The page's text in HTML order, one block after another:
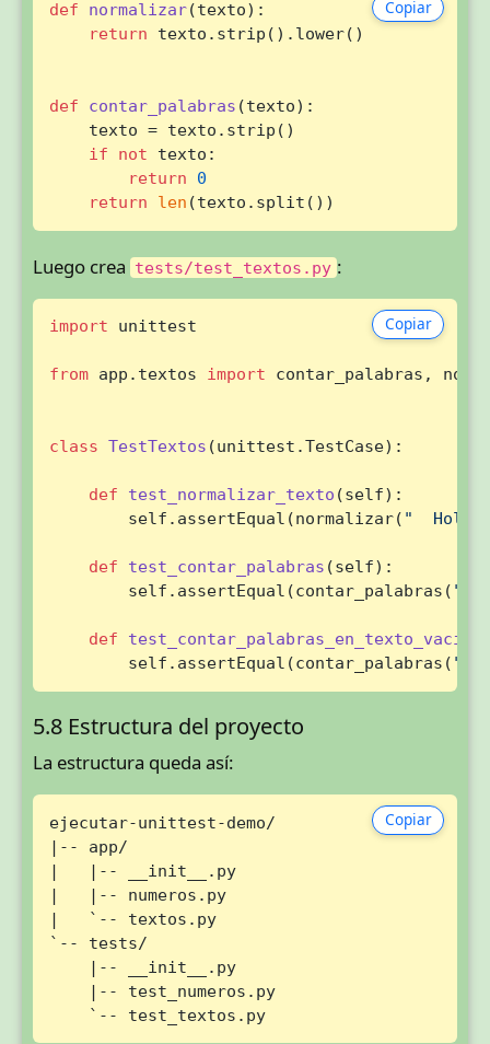
Copiar
def normalizar(texto):
return texto.strip().lower()
def contar_palabras (texto):
    texto = texto.strip()
if
not texto:
return
0
return
len (texto.split())
Luego crea tests/test_textos.py :
Copiar
import unittest
from app.textos import contar_palabras,
class TestTextos (unittest.TestCase):
def test_normalizar_texto (self):
        self.assertEqual(normalizar(
"  Hola
def test_contar_palabras (self):
        self.assertEqual(contar_palabras(
def test_contar_palabras_en_texto_vacio
        self.assertEqual(contar_palabras(
"
5.8 Estructura del proyecto
La estructura queda así:
Copiar
ejecutar-unittest-demo/
|-- app/
|   |-- __init__.py
|   |-- numeros.py
|   `-- textos.py
`-- tests/
    |-- __init__.py
    |-- test_numeros.py
    `-- test_textos.py